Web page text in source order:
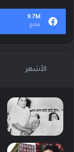
9.7M
متابع
الأشهر